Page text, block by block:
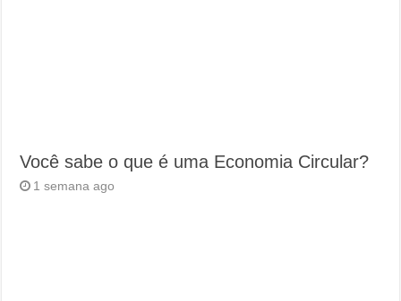
Você sabe o que é uma Economia Circular?
1 semana ago